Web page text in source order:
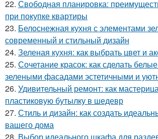
22. Свободная планировка:
при покупке квартиры
23. Белоснежная кухня с элементами
современный и стильный дизайн
24. Зеленая кухня: как выбрать цвет и
25. Сочетание красок: как сделать
зелеными фасадами эстетичными и
26. Удивительный ремонт: как
пластиковую бутылку в шедевр
27. Стиль и дизайн: как создать
вашего дома